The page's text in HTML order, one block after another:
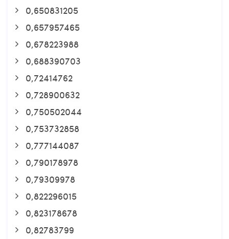
0,650831205
0,657957465
0,678223988
0,688390703
0,72414762
0,728900632
0,750502044
0,753732858
0,777144087
0,790178978
0,79309978
0,822296015
0,823178678
0,82783799